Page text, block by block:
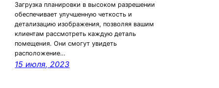
Загрузка планировки в высоком разрешении
обеспечивает улучшенную четкость и
детализацию изображения, позволяя вашим
клиентам рассмотреть каждую деталь
помещения. Они смогут увидеть
расположение…
15 июля, 2023